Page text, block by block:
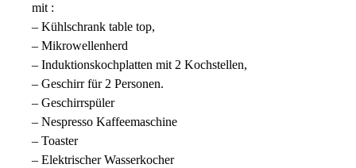
mit :
– Kühlschrank table top,
– Mikrowellenherd
– Induktionskochplatten mit 2 Kochstellen,
– Geschirr für 2 Personen.
– Geschirrspüler
– Nespresso Kaffeemaschine
– Toaster
– Elektrischer Wasserkocher